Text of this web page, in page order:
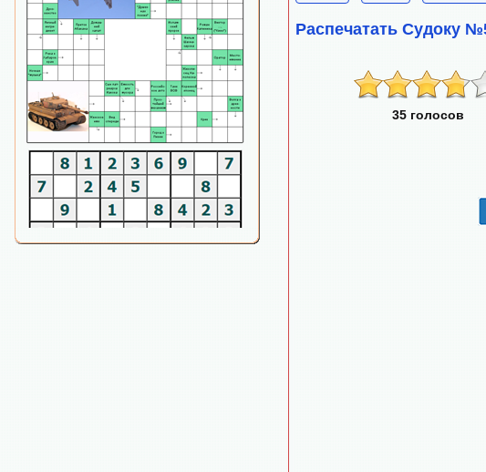
Распечатать Судоку
35 голосов